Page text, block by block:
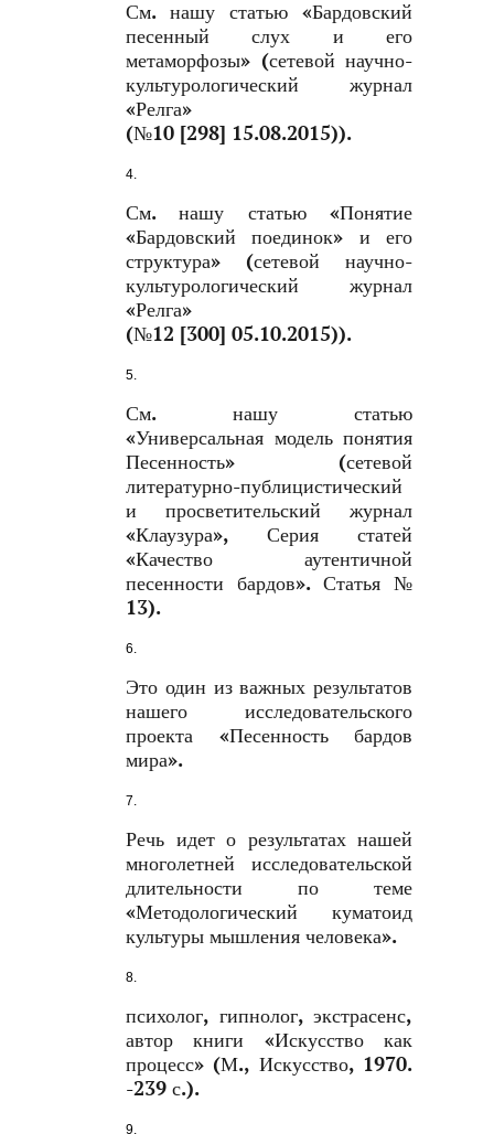
См. нашу статью «Бардовский
песенный слух и его
метаморфозы» (сетевой научно-
культурологический журнал
«Релга»
(№10 [298] 15.08.2015)).
См. нашу статью «Понятие
«Бардовский поединок» и его
структура» (сетевой научно-
культурологический журнал
«Релга»
(№12 [300] 05.10.2015)).
См. нашу статью
«Универсальная модель понятия
Песенность» (сетевой
литературно-публицистический
и просветительский журнал
«Клаузура», Серия статей
«Качество аутентичной
песенности бардов». Статья №
13).
Это один из важных результатов
нашего исследовательского
проекта «Песенность бардов
мира».
Речь идет о результатах нашей
многолетней исследовательской
длительности по теме
«Методологический куматоид
культуры мышления человека».
психолог, гипнолог, экстрасенс,
автор книги «Искусство как
процесс» (М., Искусство, 1970.
-239 с.).